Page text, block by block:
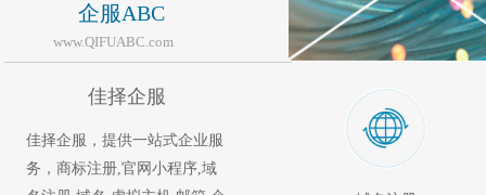
企服ABC
佳择企服
佳择企服，提供一站式企业服
务，商标注册,官网小程序,域
www.QIFUABC.com